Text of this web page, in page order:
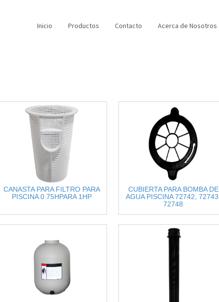
Inicio Productos Contacto Acerca de Nosotros
CANASTA PARA FILTRO PARA
PISCINA 0.75HPARA 1HP
CUBIERTA PARA BOMBA DE
AGUA PISCINA 72742, 72743,
72748